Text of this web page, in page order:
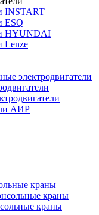
INSTART
ESQ
HYUNDAI
Lenze
электродвигатели
АИР
краны
краны
краны